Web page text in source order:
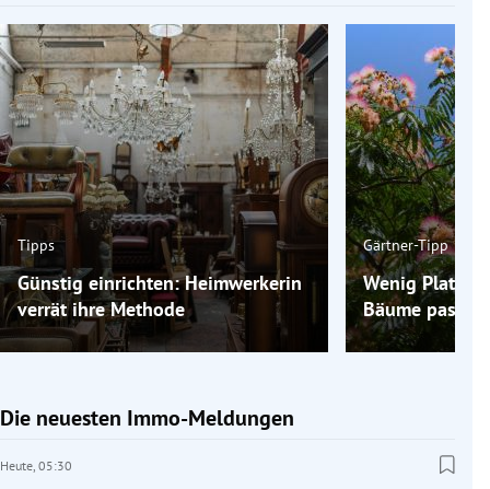
Tipps
Günstig einrichten: Heimwerkerin
verrät ihre Methode
Gärtner-Tipp
Wenig Platz
Bäume
Die neuesten Immo-Meldungen
Heute, 05:30